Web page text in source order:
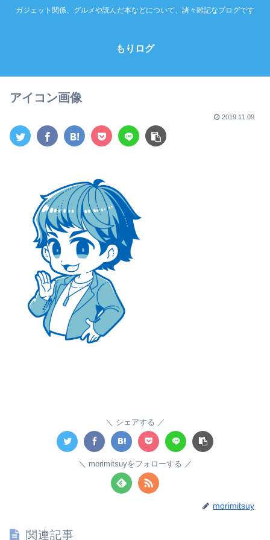
ガジェット関係、グルメや読んだ本などについて、諸々雑記なブログです
もりログ
アイコン画像
2019.11.09
シェアする
morimitsuyをフォローする
morimitsuy
関連記事